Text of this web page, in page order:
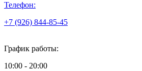
Телефон:
+7 (926) 844-85-45
График работы:
10:00 - 20:00